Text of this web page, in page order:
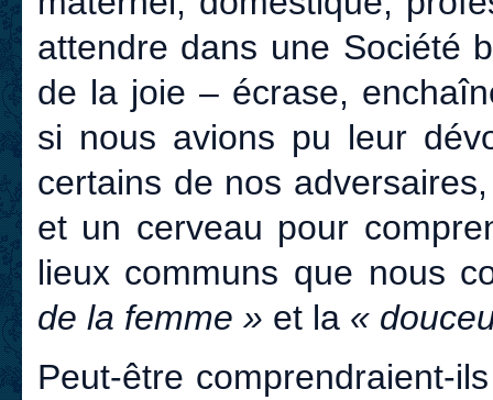
attendre dans une Société
de la joie – écrase,
si nous avions pu leur
certains de nos
et un cerveau pour
lieux communs que nous
de la femme » et la «
Peut-être comprendraient-